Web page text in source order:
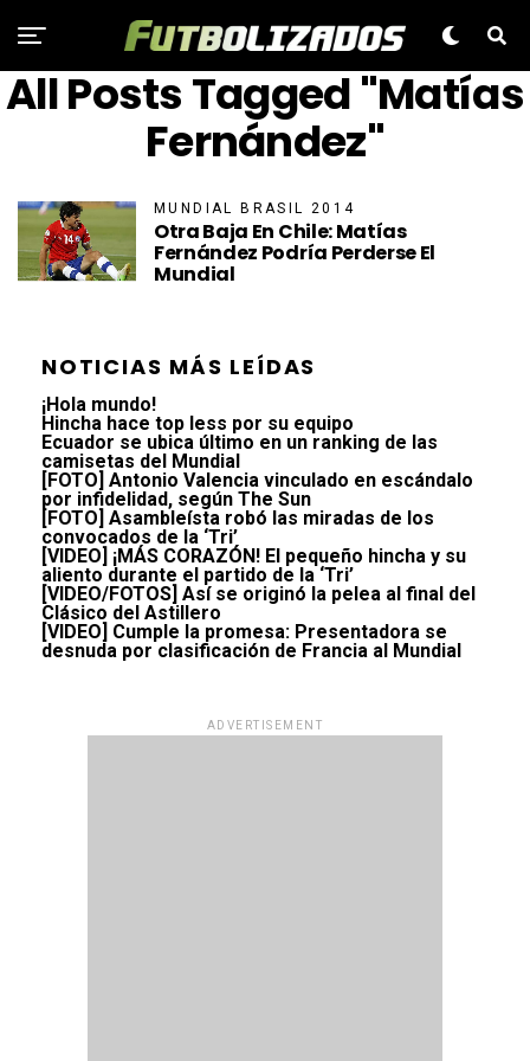
All Posts Tagged "Matías
Fernández"
MUNDIAL BRASIL 2014
Otra Baja En Chile: Matías
Fernández Podría Perderse El
Mundial
NOTICIAS MÁS LEÍDAS
¡Hola mundo!
Hincha hace top less por su equipo
Ecuador se ubica último en un ranking de las
camisetas del Mundial
[FOTO] Antonio Valencia vinculado en escándalo
por infidelidad, según The Sun
[FOTO] Asambleísta robó las miradas de los
convocados de la ‘Tri’
[VIDEO] ¡MÁS CORAZÓN! El pequeño hincha y su
aliento durante el partido de la ‘Tri’
[VIDEO/FOTOS] Así se originó la pelea al final del
Clásico del Astillero
[VIDEO] Cumple la promesa: Presentadora se
desnuda por clasificación de Francia al Mundial
ADVERTISEMENT